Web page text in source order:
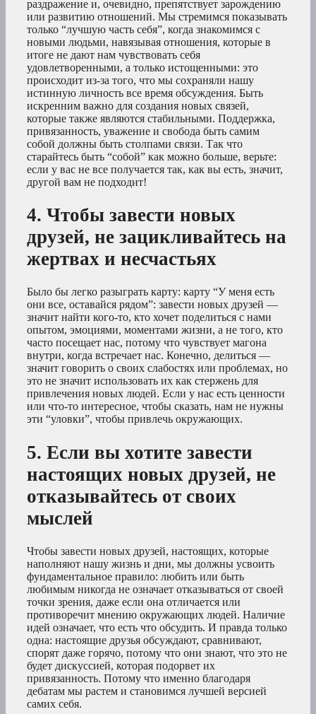
раздражение и, очевидно, препятствует зарождению
или развитию отношений. Мы стремимся показывать
только “лучшую часть себя”, когда знакомимся с
новыми людьми, навязывая отношения, которые в
итоге не дают нам чувствовать себя
удовлетворенными, а только истощенными: это
происходит из-за того, что мы сохраняли нашу
истинную личность все время обсуждения. Быть
искренним важно для создания новых связей,
которые также являются стабильными. Поддержка,
привязанность, уважение и свобода быть самим
собой должны быть столпами связи. Так что
старайтесь быть “собой” как можно больше, верьте:
если у вас не все получается так, как вы есть, значит,
другой вам не подходит!
4. Чтобы завести новых
друзей, не зацикливайтесь на
жертвах и несчастьях
Было бы легко разыграть карту: карту “У меня есть
они все, оставайся рядом”: завести новых друзей —
значит найти кого-то, кто хочет поделиться с нами
опытом, эмоциями, моментами жизни, а не того, кто
часто посещает нас, потому что чувствует магона
внутри, когда встречает нас. Конечно, делиться —
значит говорить о своих слабостях или проблемах, но
это не значит использовать их как стержень для
привлечения новых людей. Если у нас есть ценности
или что-то интересное, чтобы сказать, нам не нужны
эти “уловки”, чтобы привлечь окружающих.
5. Если вы хотите завести
настоящих новых друзей, не
отказывайтесь от своих
мыслей
Чтобы завести новых друзей, настоящих, которые
наполняют нашу жизнь и дни, мы должны усвоить
фундаментальное правило: любить или быть
любимым никогда не означает отказываться от своей
точки зрения, даже если она отличается или
противоречит мнению окружающих людей. Наличие
идей означает, что есть что обсудить. И правда только
одна: настоящие друзья обсуждают, сравнивают,
спорят даже горячо, потому что они знают, что это не
будет дискуссией, которая подорвет их
привязанность. Потому что именно благодаря
дебатам мы растем и становимся лучшей версией
самих себя.